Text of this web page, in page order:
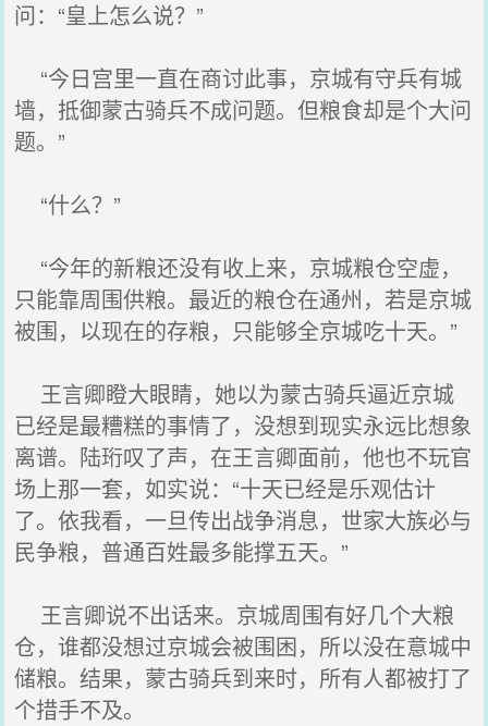
问：“皇上怎么说？”
“今日宫里一直在商讨此事，京城有守兵有城
墙，抵御蒙古骑兵不成问题。但粮食却是个大问
题。”
“什么？”
“今年的新粮还没有收上来，京城粮仓空虚，
只能靠周围供粮。最近的粮仓在通州，若是京城
被围，以现在的存粮，只能够全京城吃十天。”
王言卿瞪大眼睛，她以为蒙古骑兵逼近京城
已经是最糟糕的事情了，没想到现实永远比想象
离谱。陆珩叹了声，在王言卿面前，他也不玩官
场上那一套，如实说：“十天已经是乐观估计
了。依我看，一旦传出战争消息，世家大族必与
民争粮，普通百姓最多能撑五天。”
王言卿说不出话来。京城周围有好几个大粮
仓，谁都没想过京城会被围困，所以没在意城中
储粮。结果，蒙古骑兵到来时，所有人都被打了
个措手不及。